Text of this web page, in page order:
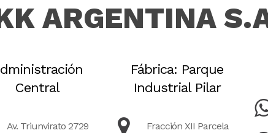
ARGENTINA
Central
Av. Triunvirato 2729
Fábrica: Parque
Industrial Pilar
Fracción XII Parcela